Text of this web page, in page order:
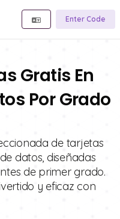
Enter Code
Gratis En
Por Grado
de tarjetas
datos, diseñadas
de primer grado.
y eficaz con